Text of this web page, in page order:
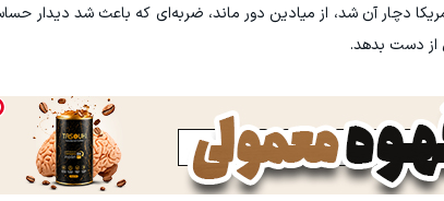
دچار آن شد، از میادین دور ماند، ضربه‌ای که باعث شد دیدار
از دست بدهد.